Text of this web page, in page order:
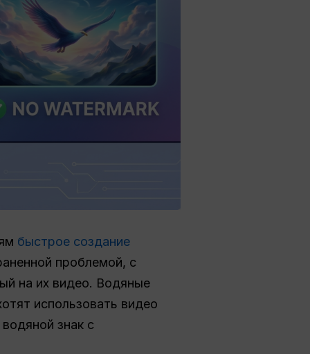
быстрое создание
проблемой, с
на их видео. Водяные
использовать видео
знак с